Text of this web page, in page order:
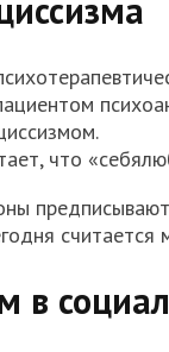
что
считается
в